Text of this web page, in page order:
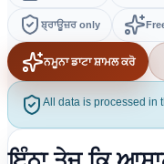
ਬ੍ਰਾਊਜ਼ਰ only
ਨਮੂਨਾ ਡਾਟਾ ਸ਼ਾਮਲ ਕਰੋ
All data is processed in